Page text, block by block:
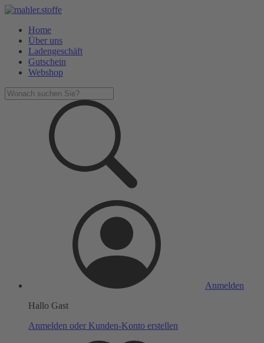
Home
Über uns
Ladengeschäft
Gutschein
Webshop
Anmelden
Hallo Gast
Anmelden oder Kunden-Konto erstellen